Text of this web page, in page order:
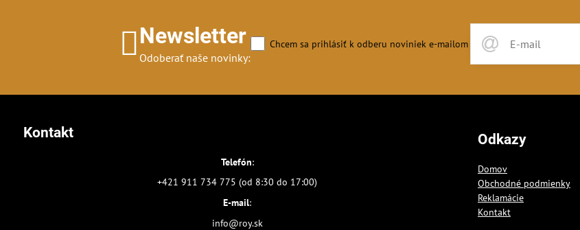
Newsletter
Odoberať naše novinky:
Chcem sa prihlásiť k odberu noviniek e-mailom
Kontakt
Telefón:
+421 911 734 775 (od 8:30 do 17:00)
E-mail:
info@roy.sk
Odkazy
Domov
Obchodné podmienky
Reklamácie
Kontakt